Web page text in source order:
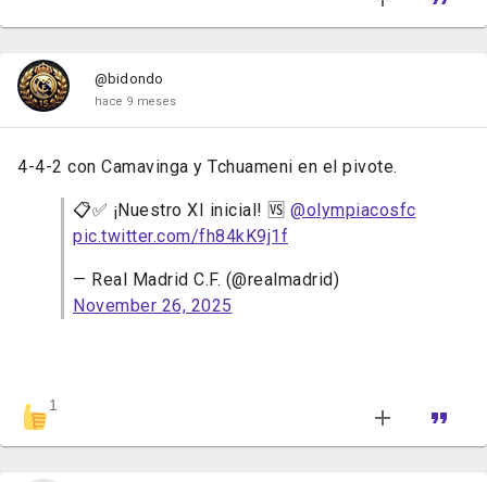
@bidondo
hace 9 meses
4-4-2 con Camavinga y Tchuameni en el pivote.
📋✅ ¡Nuestro XI inicial! 🆚 @olympiacosfc
pic.twitter.com/fh84kK9j1f
— Real Madrid C.F. (@realmadrid)
November 26, 2025
1